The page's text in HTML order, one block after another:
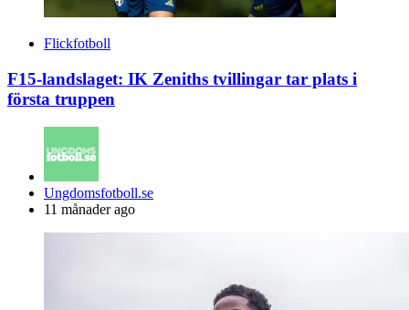
Flickfotboll
F15-landslaget: IK Zeniths tvillingar tar plats i
första truppen
Posted
by
Ungdomsfotboll.se
11 månader ago